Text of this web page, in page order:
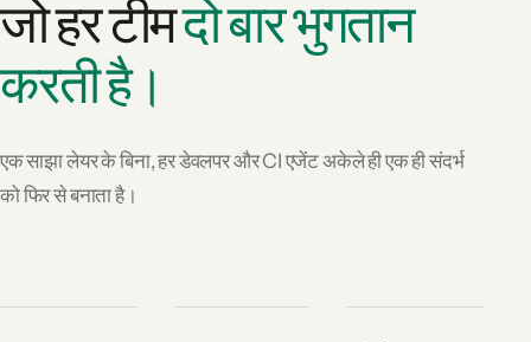
जो हर टीमदो बार भुगतान
करती है।
एक साझा लेयर के बिना, हर डेवलपर और CI एजेंट अकेले ही एक ही संदर्भ
को फिर से बनाता है।